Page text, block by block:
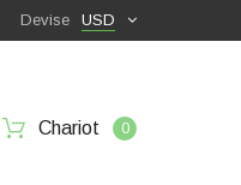
USD
Devise
Chariot 0